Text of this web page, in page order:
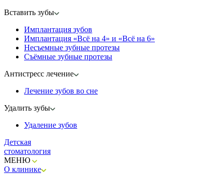
Вставить зубы
Имплантация зубов
Имплантация «‎Всё на 4» и «‎Всё на 6»
Несъемные зубные протезы
Съёмные зубные протезы
Антистресс лечение
Лечение зубов во сне
Удалить зубы
Удаление зубов
Детская
стоматология
МЕНЮ
О клинике